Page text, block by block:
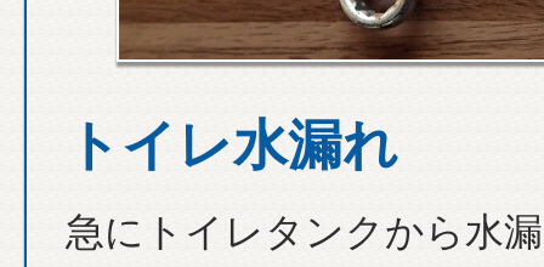
トイレ水漏れ
急にトイレタンクから水